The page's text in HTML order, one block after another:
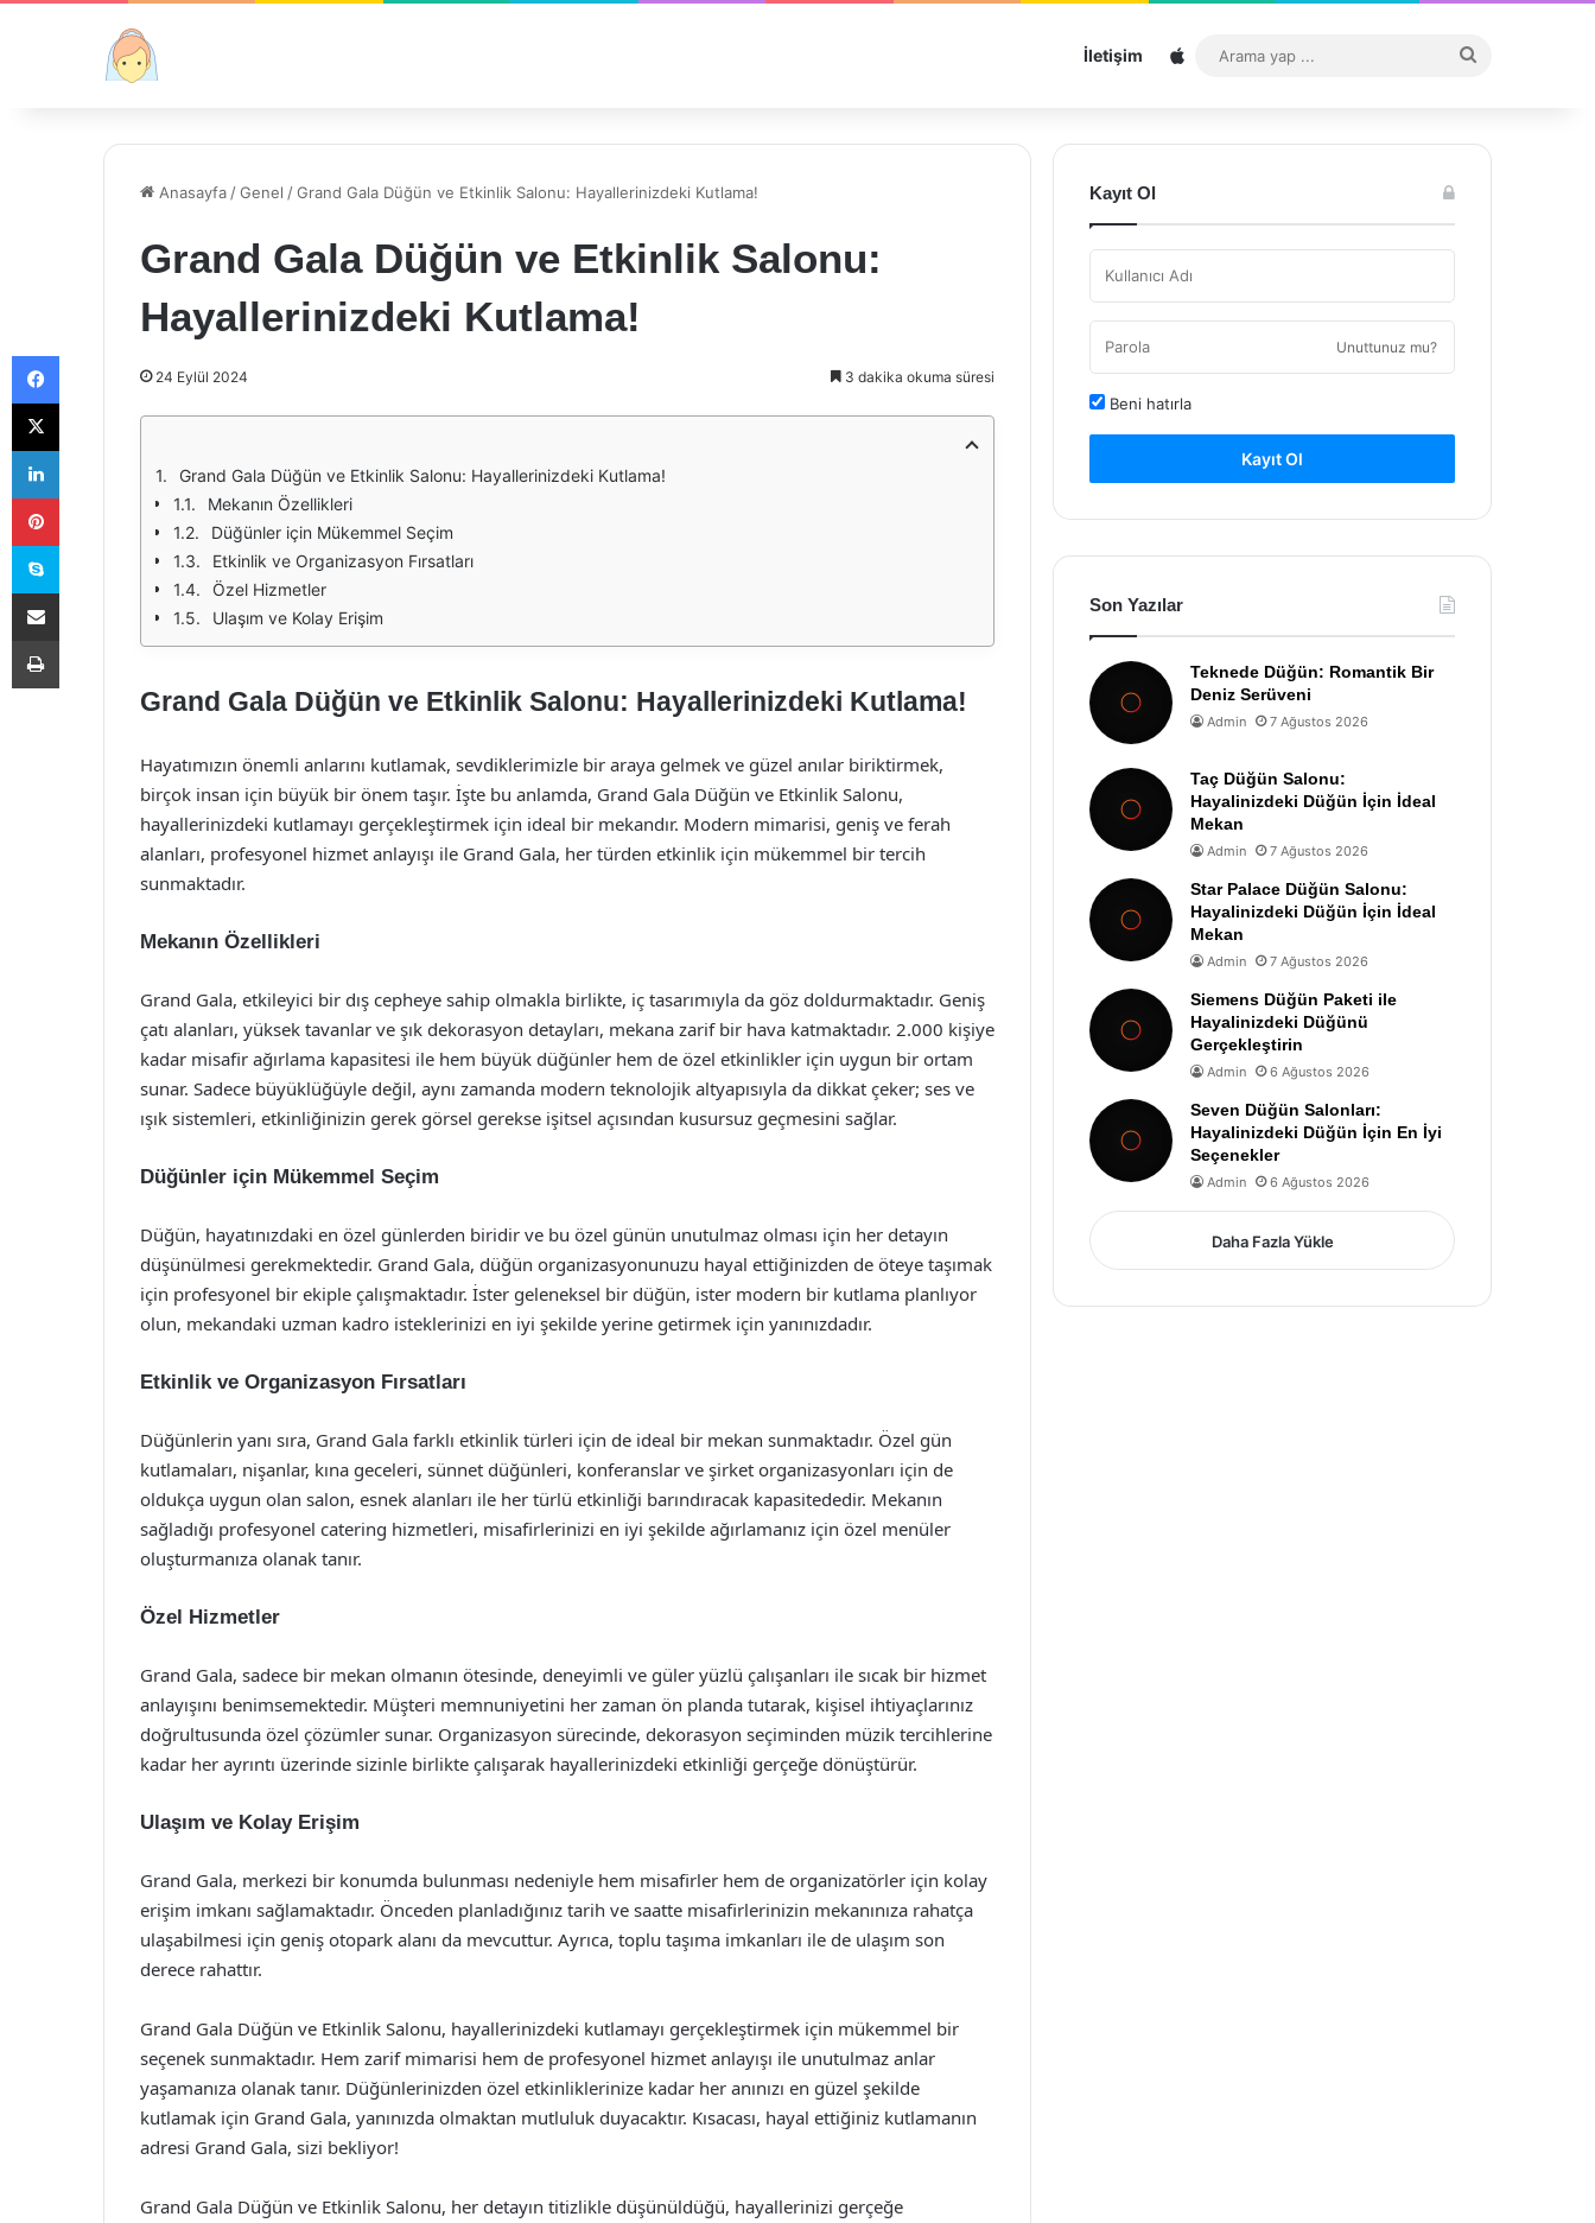
İletişim Sitemap
...
Anasayfa /Genel /Grand Gala Düğün ve Etkinlik Salonu: Hayallerinizdeki Kutlama!
Grand Gala Düğün ve Etkinlik Salonu:
Hayallerinizdeki Kutlama!
24 Eylül 2024 3 dakika okuma süresi
Grand Gala Düğün ve Etkinlik Salonu: Hayallerinizdeki Kutlama!
Mekanın Özellikleri
Düğünler için Mükemmel Seçim
Etkinlik ve Organizasyon Fırsatları
Özel Hizmetler
Ulaşım ve Kolay Erişim
Grand Gala Düğün ve Etkinlik Salonu: Hayallerinizdeki Kutlama!
Hayatımızın önemli anlarını kutlamak, sevdiklerimizle bir araya gelmek ve güzel anılar biriktirmek,
birçok insan için büyük bir önem taşır. İşte bu anlamda, Grand Gala Düğün ve Etkinlik Salonu,
hayallerinizdeki kutlamayı gerçekleştirmek için ideal bir mekandır. Modern mimarisi, geniş ve ferah
alanları, profesyonel hizmet anlayışı ile Grand Gala, her türden etkinlik için mükemmel bir tercih
sunmaktadır.
Mekanın Özellikleri
Grand Gala, etkileyici bir dış cepheye sahip olmakla birlikte, iç tasarımıyla da göz doldurmaktadır. Geniş
çatı alanları, yüksek tavanlar ve şık dekorasyon detayları, mekana zarif bir hava katmaktadır. 2.000 kişiye
kadar misafir ağırlama kapasitesi ile hem büyük düğünler hem de özel etkinlikler için uygun bir ortam
sunar. Sadece büyüklüğüyle değil, aynı zamanda modern teknolojik altyapısıyla da dikkat çeker; ses ve
ışık sistemleri, etkinliğinizin gerek görsel gerekse işitsel açısından kusursuz geçmesini sağlar.
Düğünler için Mükemmel Seçim
Düğün, hayatınızdaki en özel günlerden biridir ve bu özel günün unutulmaz olması için her detayın
düşünülmesi gerekmektedir. Grand Gala, düğün organizasyonunuzu hayal ettiğinizden de öteye taşımak
için profesyonel bir ekiple çalışmaktadır. İster geleneksel bir düğün, ister modern bir kutlama planlıyor
olun, mekandaki uzman kadro isteklerinizi en iyi şekilde yerine getirmek için yanınızdadır.
Etkinlik ve Organizasyon Fırsatları
Düğünlerin yanı sıra, Grand Gala farklı etkinlik türleri için de ideal bir mekan sunmaktadır. Özel gün
kutlamaları, nişanlar, kına geceleri, sünnet düğünleri, konferanslar ve şirket organizasyonları için de
oldukça uygun olan salon, esnek alanları ile her türlü etkinliği barındıracak kapasitededir. Mekanın
sağladığı profesyonel catering hizmetleri, misafirlerinizi en iyi şekilde ağırlamanız için özel menüler
oluşturmanıza olanak tanır.
Özel Hizmetler
Grand Gala, sadece bir mekan olmanın ötesinde, deneyimli ve güler yüzlü çalışanları ile sıcak bir hizmet
anlayışını benimsemektedir. Müşteri memnuniyetini her zaman ön planda tutarak, kişisel ihtiyaçlarınız
doğrultusunda özel çözümler sunar. Organizasyon sürecinde, dekorasyon seçiminden müzik tercihlerine
kadar her ayrıntı üzerinde sizinle birlikte çalışarak hayallerinizdeki etkinliği gerçeğe dönüştürür.
Ulaşım ve Kolay Erişim
Grand Gala, merkezi bir konumda bulunması nedeniyle hem misafirler hem de organizatörler için kolay
erişim imkanı sağlamaktadır. Önceden planladığınız tarih ve saatte misafirlerinizin mekanınıza rahatça
ulaşabilmesi için geniş otopark alanı da mevcuttur. Ayrıca, toplu taşıma imkanları ile de ulaşım son
derece rahattır.
Grand Gala Düğün ve Etkinlik Salonu, hayallerinizdeki kutlamayı gerçekleştirmek için mükemmel bir
seçenek sunmaktadır. Hem zarif mimarisi hem de profesyonel hizmet anlayışı ile unutulmaz anlar
yaşamanıza olanak tanır. Düğünlerinizden özel etkinliklerinize kadar her anınızı en güzel şekilde
kutlamak için Grand Gala, yanınızda olmaktan mutluluk duyacaktır. Kısacası, hayal ettiğiniz kutlamanın
adresi Grand Gala, sizi bekliyor!
Grand Gala Düğün ve Etkinlik Salonu, her detayın titizlikle düşünüldüğü, hayallerinizi gerçeğe
Kayıt Ol
Unuttunuz mu?
Beni hatırla
Kayıt Ol
Son Yazılar
Teknede Düğün: Romantik Bir
Deniz Serüveni
Admin 7 Ağustos 2026
Taç Düğün Salonu:
Hayalinizdeki Düğün İçin İdeal
Mekan
Admin 7 Ağustos 2026
Star Palace Düğün Salonu:
Hayalinizdeki Düğün İçin İdeal
Mekan
Admin 7 Ağustos 2026
Siemens Düğün Paketi ile
Hayalinizdeki Düğünü
Gerçekleştirin
Admin 6 Ağustos 2026
Seven Düğün Salonları:
Hayalinizdeki Düğün İçin En İyi
Seçenekler
Admin 6 Ağustos 2026
Daha Fazla Yükle
Facebook
X
LinkedIn
Pinterest
Skype
E-Posta ile paylaş